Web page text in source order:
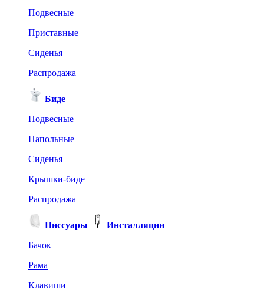
Подвесные
Приставные
Сиденья
Распродажа
Биде
Подвесные
Напольные
Сиденья
Крышки-биде
Распродажа
Писсуары
Инсталляции
Бачок
Рама
Клавиши